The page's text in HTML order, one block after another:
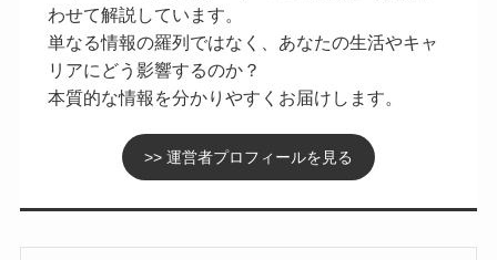
わせて解説しています。
単なる情報の羅列ではなく、あなたの生活やキャ
リアにどう影響するのか？
本質的な情報を分かりやすくお届けします。
>> 運営者プロフィールを見る